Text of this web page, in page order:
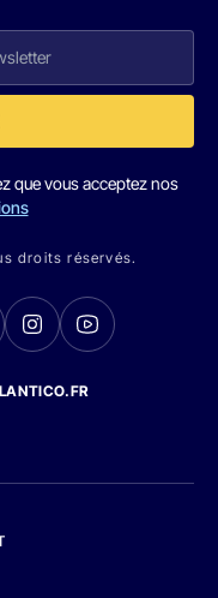
que vous acceptez nos
droits réservés.